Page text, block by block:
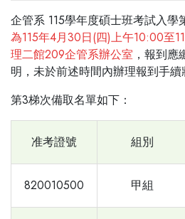
企管系 115學年度碩士班考試入學
為115年4月30日(四)上午10:00至
理二館209企管系辦公室 ，報到
明，未於前述時間內辦理報到手續
第3梯次備取名單如下：
准考證號 組別
820010500 甲組